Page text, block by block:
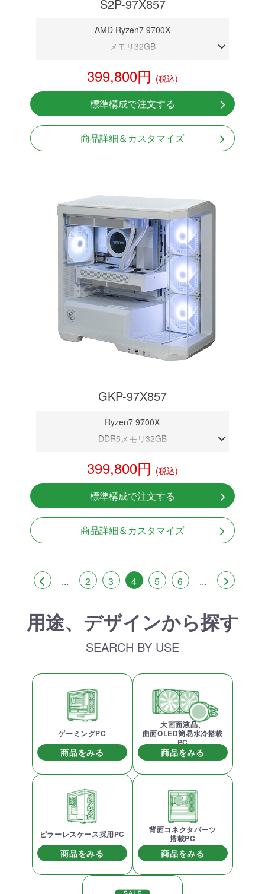
S2P-97X857
AMD Ryzen7 9700X
メモリ32GB
NVMeSSD 1TB
無線LAN Bluetooth対応
Windows11 Home 64bit
399,800円 (税込)
標準構成で注文する
商品詳細＆カスタマイズ
GKP-97X857
Ryzen7 9700X
DDR5メモリ32GB
NVMeSSD 1TB
無線LAN Bluetooth対応
Windows11 Home 64bit
399,800円 (税込)
標準構成で注文する
商品詳細＆カスタマイズ
... 2 3 4 5 6 ...
用途、デザインから探す
SEARCH BY USE
ゲーミングPC
商品をみる
大画面液晶、
曲面OLED簡易水冷搭載
PC
商品をみる
ピラーレスケース採用PC
商品をみる
背面コネクタパーツ
搭載PC
商品をみる